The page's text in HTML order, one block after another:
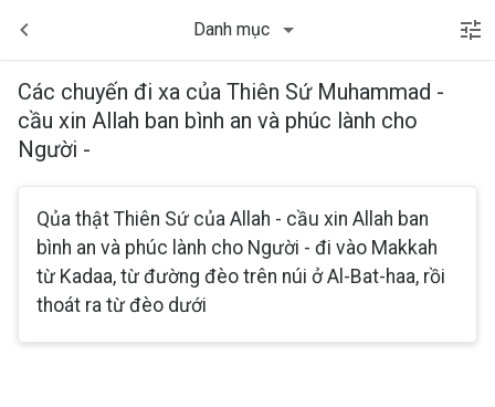
Danh mục
Các chuyến đi xa của Thiên Sứ Muhammad -
cầu xin Allah ban bình an và phúc lành cho
Người -
Qủa thật Thiên Sứ của Allah - cầu xin Allah ban
bình an và phúc lành cho Người - đi vào Makkah
từ Kadaa, từ đường đèo trên núi ở Al-Bat-haa, rồi
thoát ra từ đèo dưới